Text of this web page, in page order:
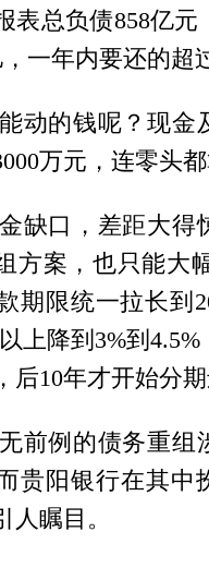
表总负债858亿元
一年内要还的超
动的钱呢？现金
万元，连零头都
缺口，差距大得
方案，也只能大
期限统一拉长到
上降到3%到
后10年才开始分期
前例的债务重组
贵阳银行在其中
人瞩目。